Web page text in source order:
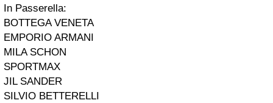
In Passerella:
BOTTEGA VENETA
EMPORIO ARMANI
MILA SCHON
SPORTMAX
JIL SANDER
SILVIO BETTERELLI